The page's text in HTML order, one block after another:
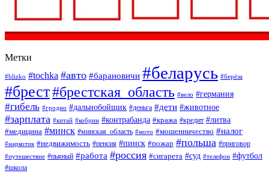
Метки
#blizko #tochka #авто #барановичи #беларусь #берёза
#брест#брестская_область #вело #германия
#гибель #гродно #дальнобойщик #деньга #дети #животное
#зарплата #китай #кобрин #контрабанда #кража #кредит #литва
#медицина #минск #минская_область #мото #мошенничество #налог
#наркотик #недвижимость #пенсия #пинск #пожар #польша #приговор
#путешествие #пьяный #работа #россия #сигарета #суд #телефон #футбол
#школа